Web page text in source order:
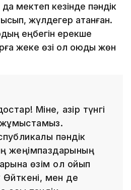
мектеп кезінде пәндік
жүлдегер атанған.
еңбегін ерекше
жеке өзі қол қоюды жөн
Міне, қазір түнгі
жұмыстамыз.
пәндік
жеңімпаздарының
өзім қол қойып
мен де